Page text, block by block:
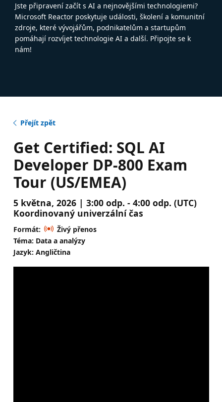
Jste připravení začít s AI a nejnovějšími technologiemi?
Microsoft Reactor poskytuje události, školení a komunitní
zdroje, které vývojářům, podnikatelům a startupům
pomáhají rozvíjet technologie AI a další. Připojte se k
nám!
Přejít zpět
Get Certified: SQL AI
Developer DP-800 Exam
Tour (US/EMEA)
5 května, 2026 | 3:00 odp. - 4:00 odp. (UTC)
Koordinovaný univerzální čas
Formát:
Živý přenos
Téma: Data a analýzy
Jazyk: Angličtina